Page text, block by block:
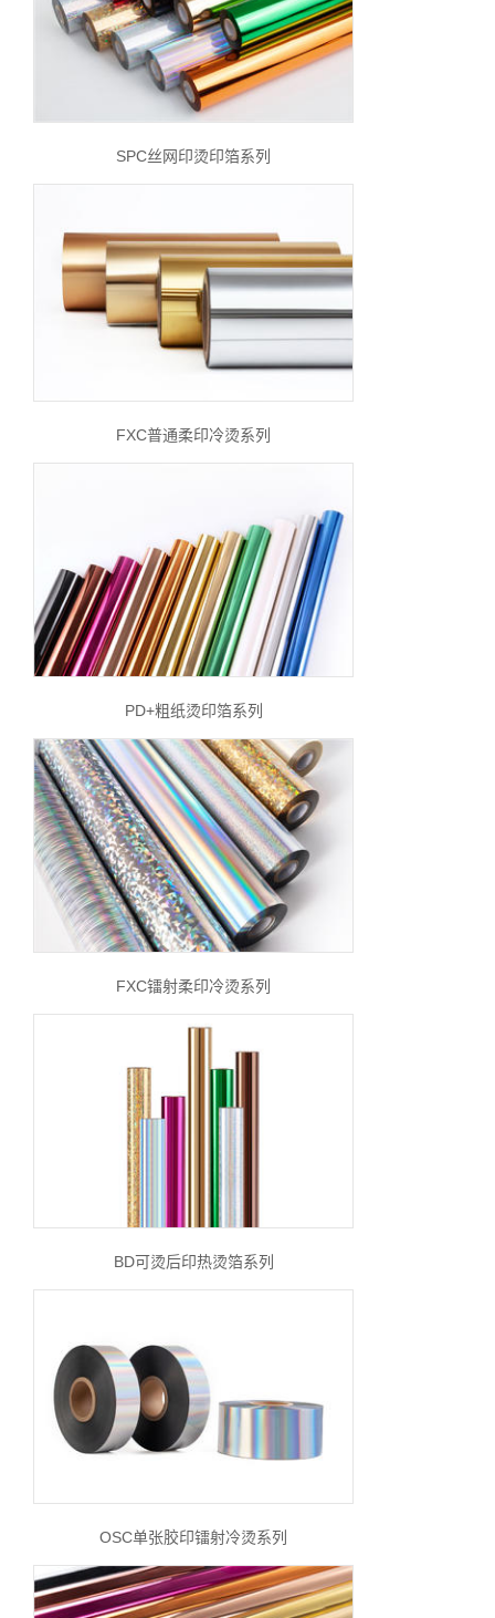
SPC丝网印烫印箔系列
FXC普通柔印冷烫系列
PD+粗纸烫印箔系列
FXC镭射柔印冷烫系列
BD可烫后印热烫箔系列
OSC单张胶印镭射冷烫系列